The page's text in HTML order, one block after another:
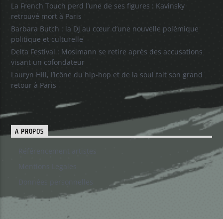
La French Touch perd l’une de ses figures : Kavinsky
retrouvé mort à Paris
Barbara Butch : la DJ au cœur d’une nouvelle polémique
politique et culturelle
Delta Festival : Mosimann se retire après des accusations
visant un cofondateur
Lauryn Hill, l’icône du hip-hop et de la soul fait son grand
retour à Paris
A PROPOS